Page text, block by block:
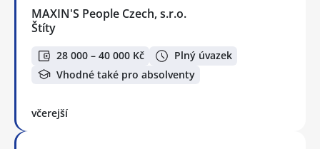
MAXIN'S People Czech, s.r.o.
Štíty
28 000 – 40 000 Kč
Plný úvazek
Vhodné také pro absolventy
včerejší